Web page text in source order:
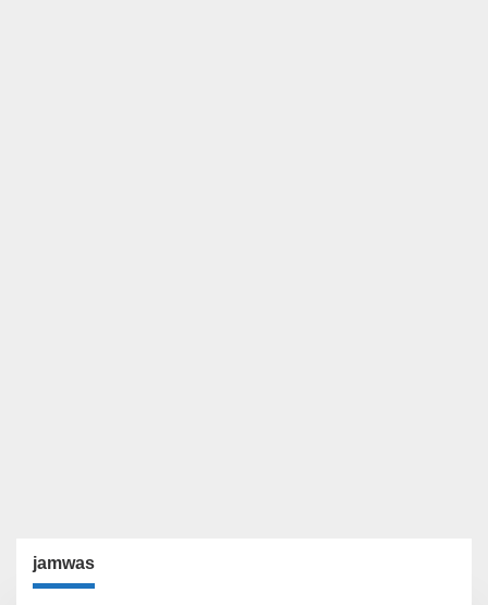
jamwas